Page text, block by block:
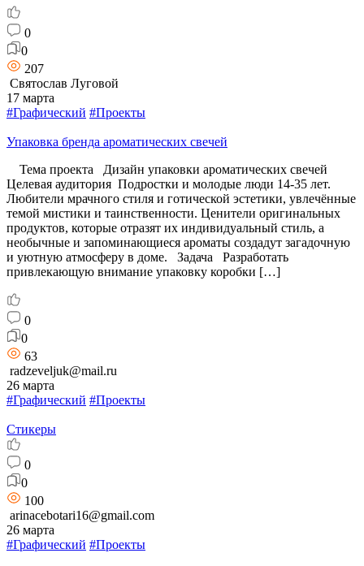
0
0
207
Святослав Луговой
17 марта
#Графический #Проекты
Упаковка бренда ароматических свечей
Тема проекта Дизайн упаковки ароматических свечей
Целевая аудитория Подростки и молодые люди 14-35 лет.
Любители мрачного стиля и готической эстетики, увлечённые
темой мистики и таинственности. Ценители оригинальных
продуктов, которые отразят их индивидуальный стиль, а
необычные и запоминающиеся ароматы создадут загадочную
и уютную атмосферу в доме. Задача Разработать
привлекающую внимание упаковку коробки […]
0
0
63
radzeveljuk@mail.ru
26 марта
#Графический #Проекты
Стикеры
0
0
100
arinacebotari16@gmail.com
26 марта
#Графический #Проекты